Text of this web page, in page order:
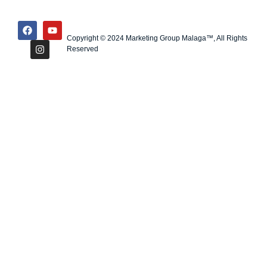
Copyright © 2024 Marketing Group Malaga™, All Rights
Reserved